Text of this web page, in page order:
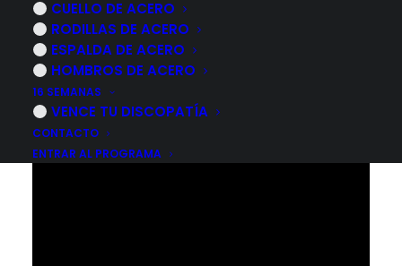
CUELLO DE ACERO
RODILLAS DE ACERO
ESPALDA DE ACERO
HOMBROS DE ACERO
16 SEMANAS
VENCE TU DISCOPATÍA
CONTACTO
ENTRAR AL PROGRAMA
4 NOVIEMBRE, 2022 | POR